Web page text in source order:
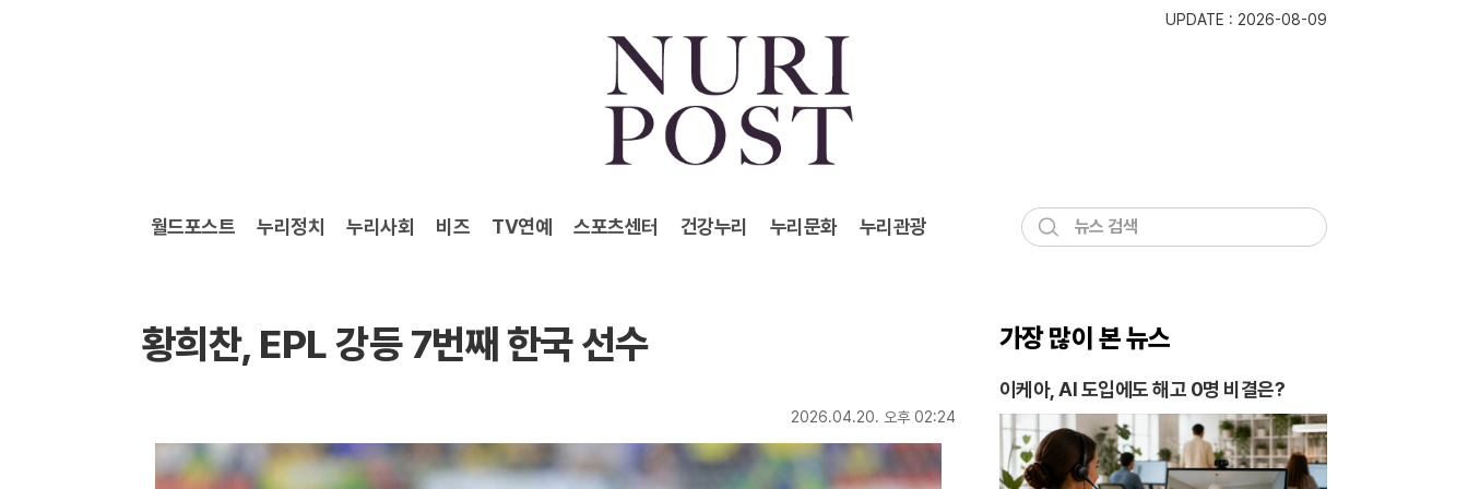
UPDATE : 2026-08-09
검
월드포스트 누리정치 누리사회 비즈 TV연예 스포츠센터 건강누리 누리문화 누리관광
황희찬, EPL 강등 7번째 한국 선수
2026.04.20. 오후 02:24
가장 많이 본 뉴스
이케아, AI 도입에도 해고 0명 비결은?